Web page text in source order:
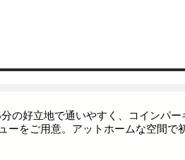
の好立地で通いやすく、コインパー
をご用意。アットホームな空間で